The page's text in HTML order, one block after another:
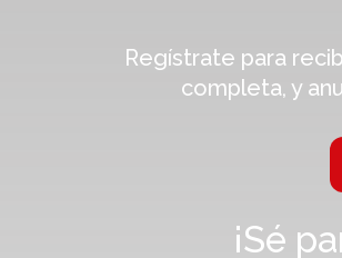
Regístrate para
completa, y
¡Sé